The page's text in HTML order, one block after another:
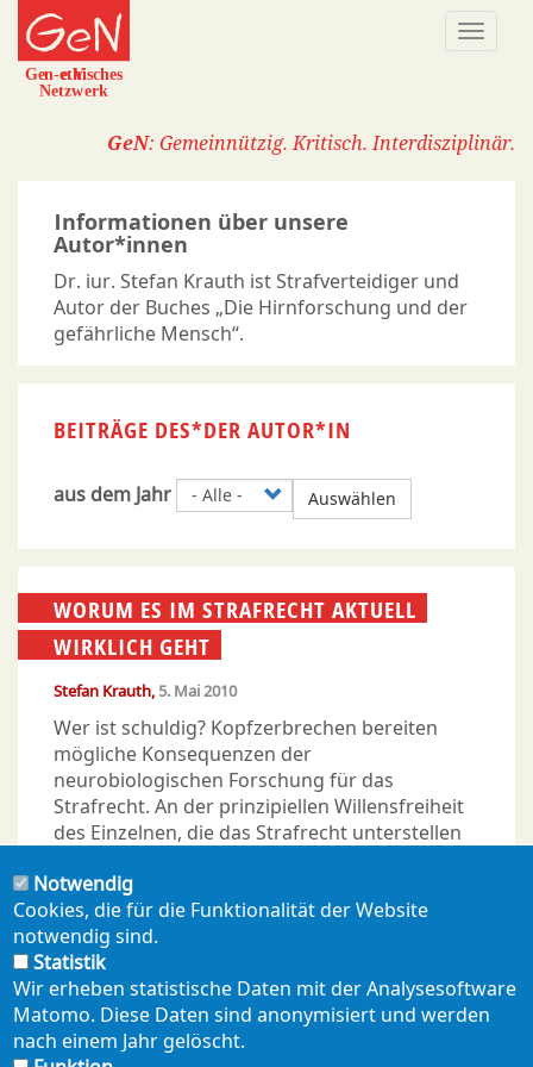
Direkt
zum
Inhalt
GeN: Gemeinnützig. Kritisch. Interdisziplinär.
Informationen über unsere
Autor*innen
Dr. iur. Stefan Krauth ist Strafverteidiger und
Autor der Buches „Die Hirnforschung und der
gefährliche Mensch“.
BEITRÄGE DES*DER AUTOR*IN
aus dem Jahr Auswählen
WORUM ES IM STRAFRECHT AKTUELL
WIRKLICH GEHT
Stefan Krauth 5. Mai 2010
Wer ist schuldig? Kopfzerbrechen bereiten
mögliche Konsequenzen der
neurobiologischen Forschung für das
Strafrecht. An der prinzipiellen Willensfreiheit
des Einzelnen, die das Strafrecht unterstellen
Entwicklungen allerdings nicht - so der
StrafverteidigerStefan Krauthin seinem
Kommentar.
Notwendig
Cookies, die für die Funktionalität der Website
notwendig sind.
Statistik
Wir erheben statistische Daten mit der Analysesoftware
Matomo. Diese Daten sind anonymisiert und werden
nach einem Jahr gelöscht.